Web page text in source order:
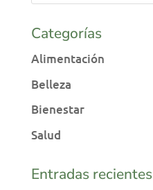
Categorías
Alimentación
Belleza
Bienestar
Salud
Entradas recientes